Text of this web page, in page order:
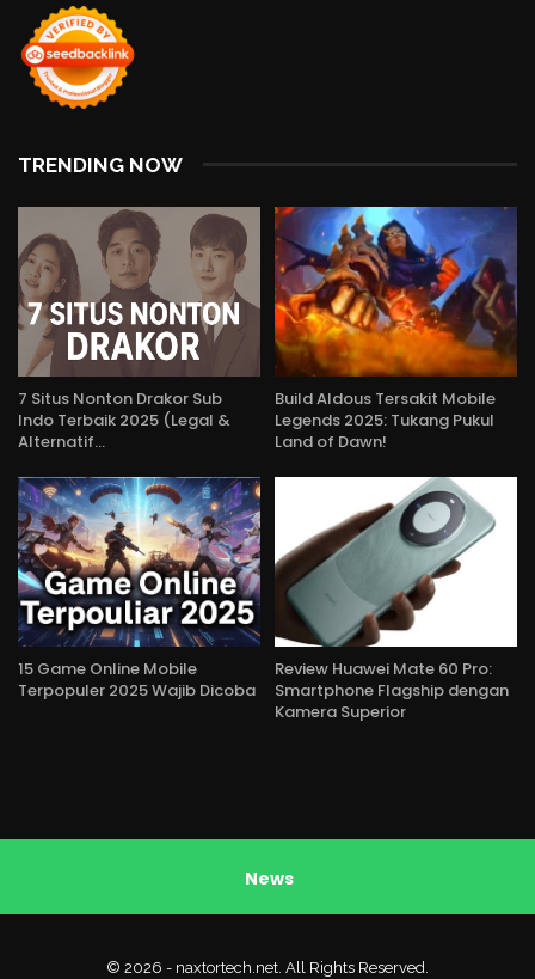
TRENDING NOW
7 Situs Nonton Drakor Sub
Indo Terbaik 2025 (Legal &
Alternatif…
Build Aldous Tersakit Mobile
Legends 2025: Tukang Pukul
Land of Dawn!
15 Game Online Mobile
Terpopuler 2025 Wajib Dicoba
Review Huawei Mate 60 Pro:
Smartphone Flagship dengan
Kamera Superior
News
© 2026 - naxtortech.net. All Rights Reserved.